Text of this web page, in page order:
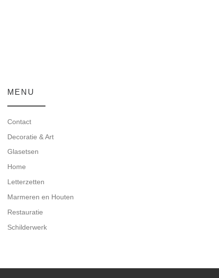
MENU
Contact
Decoratie & Art
Glasetsen
Home
Letterzetten
Marmeren en Houten
Restauratie
Schilderwerk